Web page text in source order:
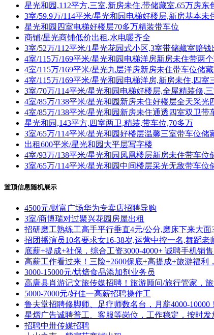
星光和园,112平方,三室,新房未住,带储藏室,65万房东
3室/59.9万/114平米/星光和园电梯好楼层,新房基本未
星光和园四室电梯好楼层70多万精装带车位
商铺/星光商铺低价出租,水电暖齐全
3室/52万/112平米/1星光花园式小区,3室带储藏室赔钱
4室/115万/169平米/星光和园电梯洋房新房未住带两
4室/115万/169平米/星光九层洋房新房未住带车位储
4室/115万/169平米/星光和园电梯洋房,新房未住,四
3室/70万/114平米/星光和园电梯好楼层,全屋精装修,
4室/85万/138平米/星光和园新房未住好楼层全天采光
4室/85万/138平米/星光和园新房未住通透四室双卫带
星光和园,143平方,四室两卫,精装,带车位,70多万
3室/65万/114平米/星光和园好楼层温馨三室带车位储
出租600平米/星光和园大平层写字楼
4室/93万/138平米/星光和园凤凰楼层新房未住带车位
3室/65万/114平米/星光和园中间楼层采光无敌带车位
置顶信息随机展示
4500元/财富广场华为专卖店招聘导购
3室/商博瑞对过聚兴花园房屋出租
招研磨工熟练工高手平行垂直4元/公分,磨床下来大面
招团播演员10名要求女16-38岁,运营中控一名,舞蹈老
底薪+提成+社保，综合工资3000-4000+ 诚聘手机销
高薪工作看过来！三险+2600保底+高提成+旅游福利
3000-15000元/烘焙食品添加剂业务员
高唐县肖游记文旅传媒招聘！旅游顾问/旅行管家，
5000-7000元/好佳一高薪招聘操作工
鲁夫堂招聘修脚师、足疗师数名台，月薪4000-10000！
星熠广告诚聘普工、客服等岗位，工作稳定，按时
招聘中卅传媒招聘